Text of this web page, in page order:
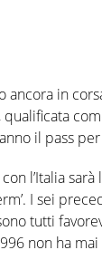
ancora in
qualificata
il pass
l’Italia
I sei
tutti
non ha